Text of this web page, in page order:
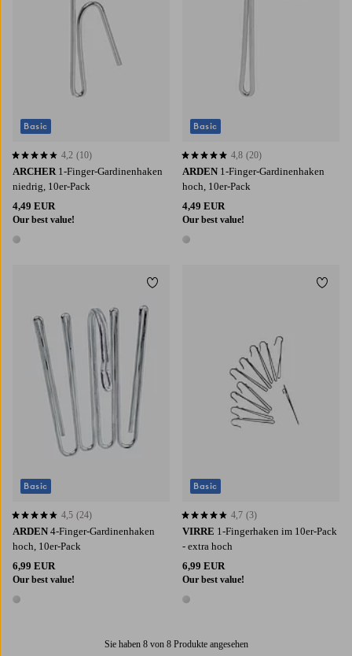
ARCHER 1-Finger-Gardinenhaken
niedrig, 10er-Pack
4,49 EUR
Our best value!
1 Farbe
4,2 basierend auf 10 Bewertungen
4,2 (10)
Basic
ARDEN 1-Finger-Gardinenhaken
hoch, 10er-Pack
4,49 EUR
Our best value!
1 Farbe
4,8 basierend auf 20 Bewertungen
4,8 (20)
Basic
ARDEN 4-Finger-Gardinenhaken
hoch, 10er-Pack
6,99 EUR
Our best value!
1 Farbe
4,5 basierend auf 24 Bewertungen
4,5 (24)
Basic
Zu Favoriten hinzufügen
VIRRE 1-Fingerhaken im 10er-Pack
- extra hoch
6,99 EUR
Our best value!
1 Farbe
4,7 basierend auf 3 Bewertungen
4,7 (3)
Basic
Zu
Sie haben 8 von 8 Produkte angesehen